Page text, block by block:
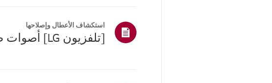
استكشاف الأعطال وإصلاحها
[تلفزيون LG] أصوات طقطقة أو نقرة من التلفزيون